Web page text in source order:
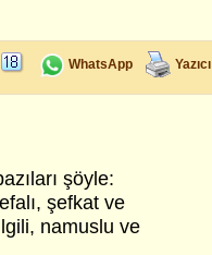
WhatsApp Yazıcı
şöyle:
şefkat ve
namuslu ve